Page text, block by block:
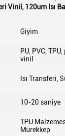
Vinil , 120um Isı
Giyim
PU, PVC, TPU,
vinil
Isı Transferi,
10-20 saniye
TPU
Mürekkep